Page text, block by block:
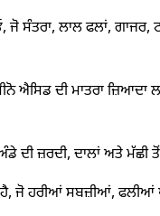
ਸੰਤਰਾ, ਲਾਲ ਫਲਾਂ, ਗਾਜਰ,
ਐਸਿਡ ਦੀ ਮਾਤਰਾ
ਜ਼ਰਦੀ, ਦਾਲਾਂ ਅਤੇ ਮੱਛੀ ਤੋਂ
ਹਰੀਆਂ ਸਬਜ਼ੀਆਂ, ਫਲੀਆਂ ਅਤੇ